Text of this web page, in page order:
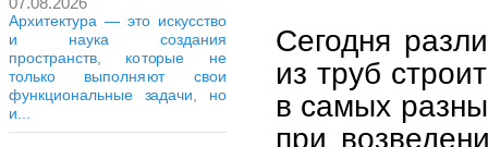
Архитектура — это искусство
и наука создания
пространств, которые не
только выполняют свои
функциональные задачи, но
и...
Сегодня
из труб
в самых
при